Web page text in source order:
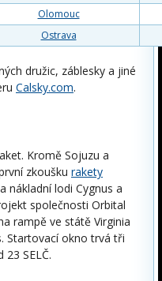
Olomouc
Ostrava
družic, záblesky a jiné
Calsky.com.
Kromě Sojuzu a
zkoušku rakety
nákladní lodi Cygnus a
společnosti Orbital
rampě ve státě Virginia
Startovací okno trvá tři
SELČ.